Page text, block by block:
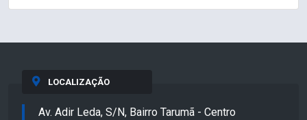
LOCALIZAÇÃO
Av. Adir Leda, S/N, Bairro Tarumã - Centro